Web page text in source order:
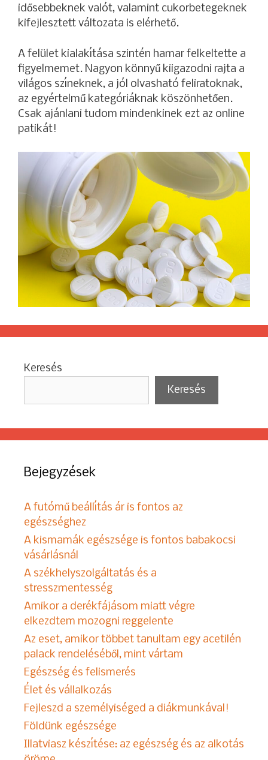
idősebbeknek valót, valamint cukorbetegeknek
kifejlesztett változata is elérhető.
A felület kialakítása szintén hamar felkeltette a
figyelmemet. Nagyon könnyű kiigazodni rajta a
világos színeknek, a jól olvasható feliratoknak,
az egyértelmű kategóriáknak köszönhetően.
Csak ajánlani tudom mindenkinek ezt az online
patikát!
Keresés
Keresés
Bejegyzések
A futómű beállítás ár is fontos az
egészséghez
A kismamák egészsége is fontos babakocsi
vásárlásnál
A székhelyszolgáltatás és a
stresszmentesség
Amikor a derékfájásom miatt végre
elkezdtem mozogni reggelente
Az eset, amikor többet tanultam egy acetilén
palack rendeléséből, mint vártam
Egészség és felismerés
Élet és vállalkozás
Fejleszd a személyiséged a diákmunkával!
Földünk egészsége
Illatviasz készítése: az egészség és az alkotás